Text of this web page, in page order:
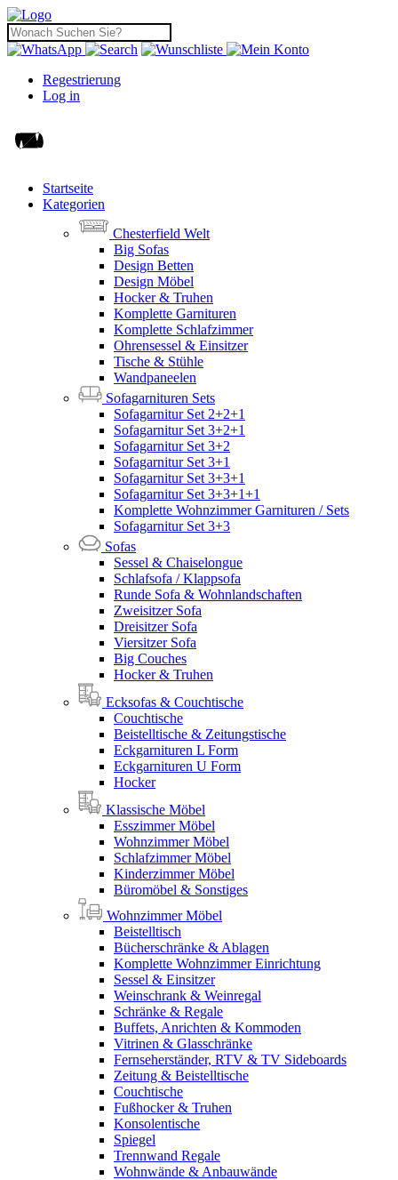
Regestrierung
Log in
Startseite
Kategorien
Chesterfield Welt
Big Sofas
Design Betten
Design Möbel
Hocker & Truhen
Komplette Garnituren
Komplette Schlafzimmer
Ohrensessel & Einsitzer
Tische & Stühle
Wandpaneelen
Sofagarnituren Sets
Sofagarnitur Set 2+2+1
Sofagarnitur Set 3+2+1
Sofagarnitur Set 3+2
Sofagarnitur Set 3+1
Sofagarnitur Set 3+3+1
Sofagarnitur Set 3+3+1+1
Komplette Wohnzimmer Garnituren / Sets
Sofagarnitur Set 3+3
Sofas
Sessel & Chaiselongue
Schlafsofa / Klappsofa
Runde Sofa & Wohnlandschaften
Zweisitzer Sofa
Dreisitzer Sofa
Viersitzer Sofa
Big Couches
Hocker & Truhen
Ecksofas & Couchtische
Couchtische
Beistelltische & Zeitungstische
Eckgarnituren L Form
Eckgarnituren U Form
Hocker
Klassische Möbel
Esszimmer Möbel
Wohnzimmer Möbel
Schlafzimmer Möbel
Kinderzimmer Möbel
Büromöbel & Sonstiges
Wohnzimmer Möbel
Beistelltisch
Bücherschränke & Ablagen
Komplette Wohnzimmer Einrichtung
Sessel & Einsitzer
Weinschrank & Weinregal
Schränke & Regale
Buffets, Anrichten & Kommoden
Vitrinen & Glasschränke
Fernseherständer, RTV & TV Sideboards
Zeitung & Beistelltische
Couchtische
Fußhocker & Truhen
Konsolentische
Spiegel
Trennwand Regale
Wohnwände & Anbauwände